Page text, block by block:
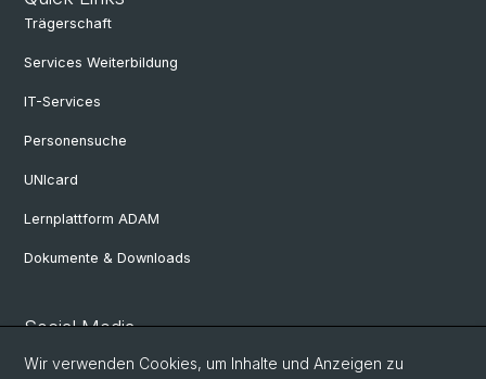
Trägerschaft
Services Weiterbildung
IT-Services
Personensuche
UNIcard
Lernplattform ADAM
Dokumente & Downloads
Social Media
Twitter
Wir verwenden Cookies, um Inhalte und Anzeigen zu